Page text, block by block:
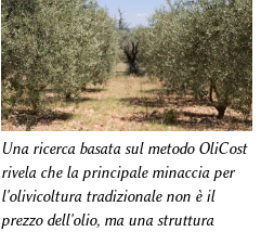
Una ricerca basata sul metodo OliCost
rivela che la principale minaccia per
l'olivicoltura tradizionale non è il
prezzo dell'olio, ma una struttura